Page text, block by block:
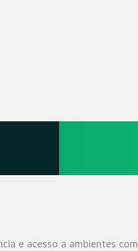
e acesso a ambientes com